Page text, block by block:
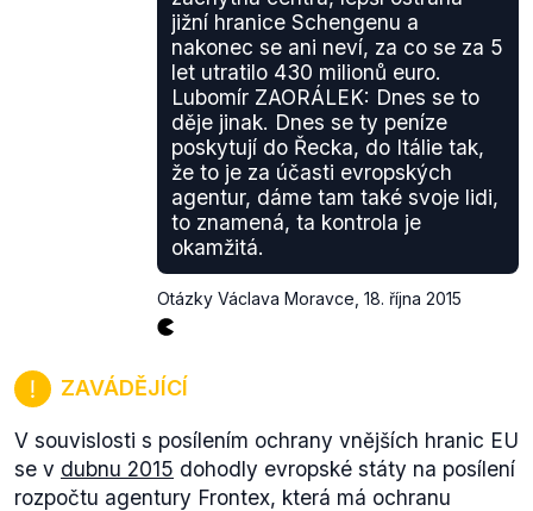
monetární autority) inflace, a zpomalování
ekonomického růstu, není dobrá. Výrok ministra
Zaorálka je proto možné označit za pravdivý.
včetně kvantitativně vyjádřeného náskoku AKP s
odkazem na relevantní zdroje je možné nalézt na
anglické Wikipedii.
jižní hranice Schengenu a
nakonec se ani neví, za co se za 5
let utratilo 430 milionů euro.
Lubomír ZAORÁLEK: Dnes se to
děje jinak. Dnes se ty peníze
poskytují do Řecka, do Itálie tak,
že to je za účasti evropských
agentur, dáme tam také svoje lidi,
to znamená, ta kontrola je
okamžitá.
Otázky Václava Moravce 18. října 2015
ZAVÁDĚJÍCÍ
V souvislosti s posílením ochrany vnějších hranic EU
se v dubnu 2015 dohodly evropské státy na posílení
rozpočtu agentury Frontex, která má ochranu